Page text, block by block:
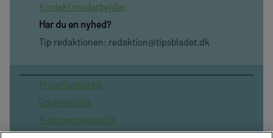
Kontakt medarbejder
Har du en nyhed?
Tip redaktionen: redaktion@tipsbladet.dk
Privatilvspolitik
Cookiepolitik
Publiceringspolitik